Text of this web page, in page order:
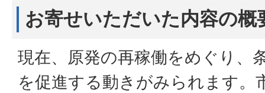
お寄せいただいた内容の概
現在、原発の再稼働をめぐり、
を促進する動きがみられます。